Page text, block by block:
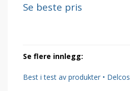
Se beste pris
Se flere innlegg:
Best i test av produkter • Delcos